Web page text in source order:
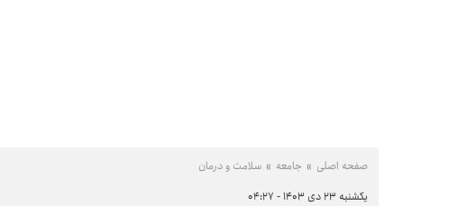
صفحه اصلی جامعه سلامت و درمان
یکشنبه ۲۳ دی ۱۴۰۳ - ۰۴:۲۷